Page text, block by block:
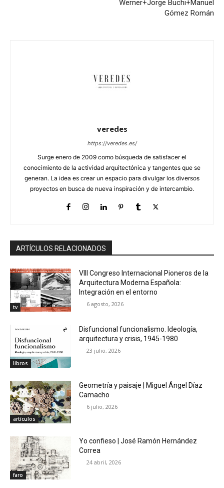
Werner+Jorge Buchi+Manuel
Gómez Román
veredes
https://veredes.es/
Surge enero de 2009 como búsqueda de satisfacer el
conocimiento de la actividad arquitectónica y tangentes que se
generan. La idea es crear un espacio para divulgar los diversos
proyectos en busca de nueva inspiración y de intercambio.
ARTÍCULOS RELACIONADOS
tv
VIII Congreso Internacional Pioneros de la
Arquitectura Moderna Española:
Integración en el entorno
6 agosto, 2026
libros
Disfuncional funcionalismo. Ideología,
arquitectura y crisis, 1945-1980
23 julio, 2026
artículos
Geometría y paisaje | Miguel Ángel Díaz
Camacho
6 julio, 2026
faro
Yo confieso | José Ramón Hernández
Correa
24 abril, 2026